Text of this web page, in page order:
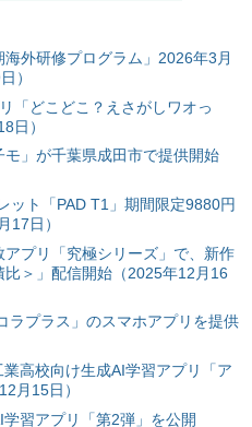
外研修プログラム」2026年3月
）
「どこどこ？えさがしワオっ
日）
」が千葉県成田市で提供開始
ット「PAD T1」期間限定9880円
17日）
プリ「究極シリーズ」で、新作
比＞」配信開始（2025年12月16
ラプラス」のスマホアプリを提供
高校向け生成AI学習アプリ「ア
月15日）
習アプリ「第2弾」を公開